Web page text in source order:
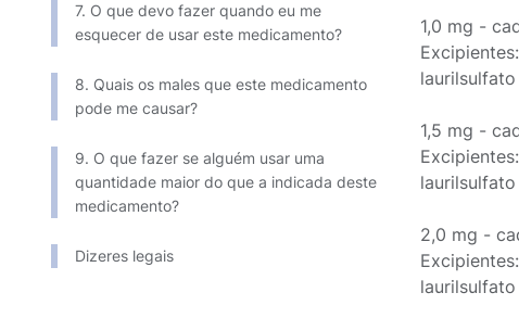
7. O que devo fazer quando eu me
esquecer de usar este medicamento?
8. Quais os males que este medicamento
pode me causar?
9. O que fazer se alguém usar uma
quantidade maior do que a indicada deste
medicamento?
Dizeres legais
1,0 mg -
1,5 mg -
2,0 mg -